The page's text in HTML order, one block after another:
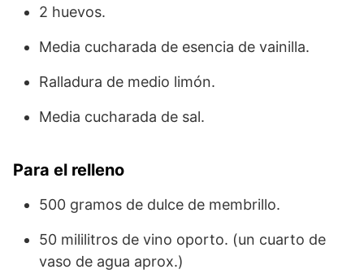
2 huevos.
Media cucharada de esencia de vainilla.
Ralladura de medio limón.
Media cucharada de sal.
Para el relleno
500 gramos de dulce de membrillo.
50 mililitros de vino oporto. (un cuarto de
vaso de agua aprox.)